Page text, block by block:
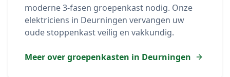
moderne 3-fasen groepenkast nodig. Onze
elektriciens in Deurningen vervangen uw
oude stoppenkast veilig en vakkundig.
Meer over groepenkasten in Deurningen